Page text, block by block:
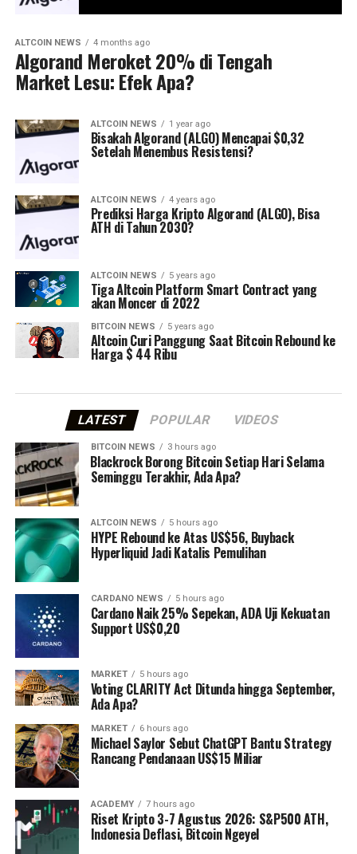
ALTCOIN NEWS 4 months ago
Algorand Meroket 20% di Tengah
Market Lesu: Efek Apa?
ALTCOIN NEWS 1 year ago
Bisakah Algorand (ALGO) Mencapai $0,32
Setelah Menembus Resistensi?
ALTCOIN NEWS 4 years ago
Prediksi Harga Kripto Algorand (ALGO), Bisa
ATH di Tahun 2030?
ALTCOIN NEWS 5 years ago
Tiga Altcoin Platform Smart Contract yang
akan Moncer di 2022
BITCOIN NEWS 5 years ago
Altcoin Curi Panggung Saat Bitcoin Rebound ke
Harga $ 44 Ribu
LATEST POPULAR VIDEOS
BITCOIN NEWS 3 hours ago
⁠Blackrock Borong Bitcoin Setiap Hari Selama
Seminggu Terakhir, Ada Apa?
ALTCOIN NEWS 5 hours ago
HYPE Rebound ke Atas US$56, Buyback
Hyperliquid Jadi Katalis Pemulihan
CARDANO NEWS 5 hours ago
Cardano Naik 25% Sepekan, ADA Uji Kekuatan
Support US$0,20
MARKET 5 hours ago
Voting CLARITY Act Ditunda hingga September,
Ada Apa?
MARKET 6 hours ago
Michael Saylor Sebut ChatGPT Bantu Strategy
Rancang Pendanaan US$15 Miliar
ACADEMY 7 hours ago
Riset Kripto 3-7 Agustus 2026: S&P500 ATH,
Indonesia Deflasi, Bitcoin Ngeyel